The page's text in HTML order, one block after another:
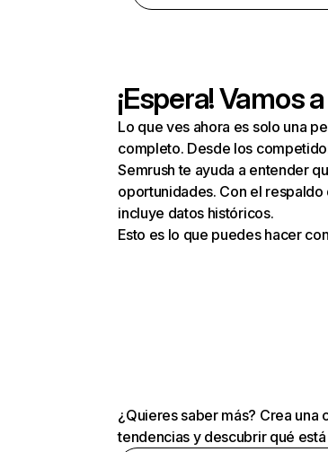
¡Espera! Vamos
Lo que ves ahora es solo una
completo. Desde los
Semrush te ayuda a entender
oportunidades. Con el
incluye datos históricos.
Esto es lo que puedes hacer
¿Quieres saber más? Crea una
tendencias y descubrir qué